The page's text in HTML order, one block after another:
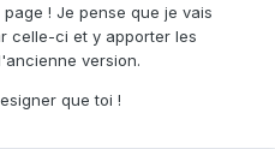
! Je pense que je vais
celle-ci et y apporter les
version.
que toi !